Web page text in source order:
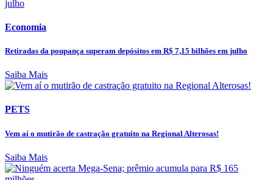
Economia
Retiradas da poupança superam depósitos em R$ 7,15 bilhões em julho
Saiba Mais
PETS
Vem aí o mutirão de castração gratuito na Regional Alterosas!
Saiba Mais